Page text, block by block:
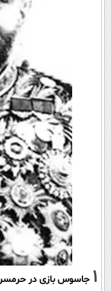
1 جاسوس بازی در